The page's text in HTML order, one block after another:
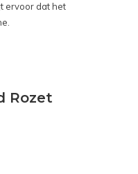
ervoor dat het
Rozet